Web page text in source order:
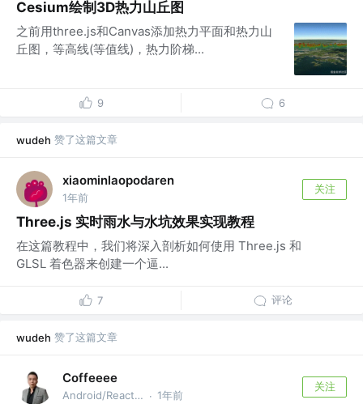
Cesium绘制3D热力山丘图
之前用three.js和Canvas添加热力平面和热力山
丘图，等高线(等值线)，热力阶梯...
9 6
wudeh 赞了这篇文章
xiaominlaopodaren
1年前
关注
Three.js 实时雨水与水坑效果实现教程
在这篇教程中，我们将深入剖析如何使用 Three.js 和
GLSL 着色器来创建一个逼...
7 评论
wudeh 赞了这篇文章
Coffeeee
Android/React/Threejs @公众号：Coffeeee · 1年前
关注